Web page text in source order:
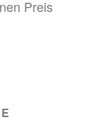
Preis